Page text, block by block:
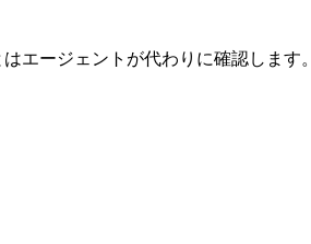
エージェントが代わりに確認します。